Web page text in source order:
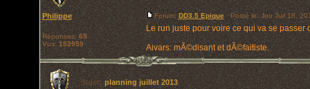
Philippe
Réponses:69
Vus:152959
Forum:DD3.5 Epique Posté le: Jeu Juil 18,
Le run juste pour voire ce qui va se passer
Aivars: mÃ©disant et dÃ©faitiste.
Sujet:planning juillet 2013